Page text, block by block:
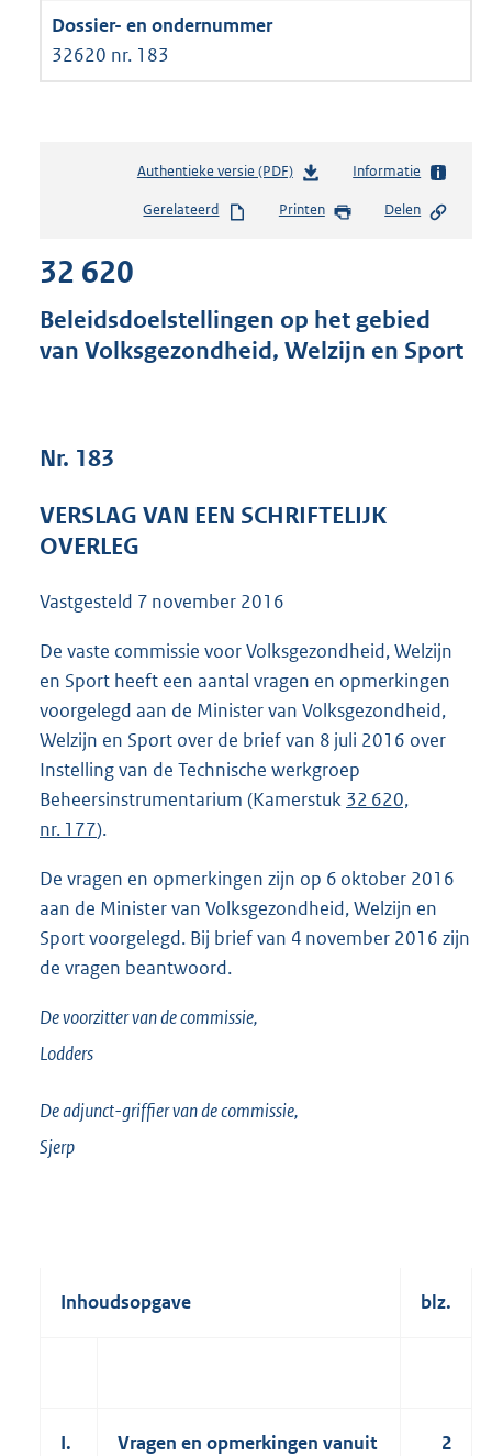
32620 nr. 183
Authentieke versie (PDF)b
s
s
g
:
Informatie
Gerelateerd Printen Delen
32 620
Beleidsdoelstellingen op het gebied
van Volksgezondheid, Welzijn en Sport
Nr. 183
VERSLAG VAN EEN SCHRIFTELIJK
OVERLEG
Vastgesteld 7 november 2016
De vaste commissie voor Volksgezondheid, Welzijn
en Sport heeft een aantal vragen en opmerkingen
voorgelegd aan de Minister van Volksgezondheid,
Welzijn en Sport over de brief van 8 juli 2016 over
Instelling van de Technische werkgroep
Beheersinstrumentarium (Kamerstuk 32 620,
nr. 177).
De vragen en opmerkingen zijn op 6 oktober 2016
aan de Minister van Volksgezondheid, Welzijn en
Sport voorgelegd. Bij brief van 4 november 2016 zijn
de vragen beantwoord.
De voorzitter van de commissie,
Lodders
De adjunct-griffier van de commissie,
Sjerp
Inhoudsopgave blz.
I.
Vragen en opmerkingen vanuit
2